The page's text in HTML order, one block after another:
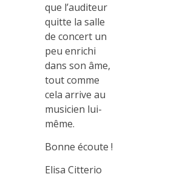
que l’auditeur
quitte la salle
de concert un
peu enrichi
dans son âme,
tout comme
cela arrive au
musicien lui-
même.
Bonne écoute !
Elisa Citterio